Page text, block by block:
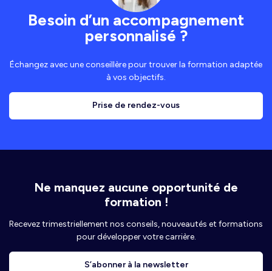
Besoin d’un accompagnement
personnalisé ?
Échangez avec une conseillère pour trouver la formation adaptée
à vos objectifs.
Prise de rendez-vous
Ne manquez aucune opportunité de
formation !
Recevez trimestriellement nos conseils, nouveautés et formations
pour développer votre carrière.
S’abonner à la newsletter